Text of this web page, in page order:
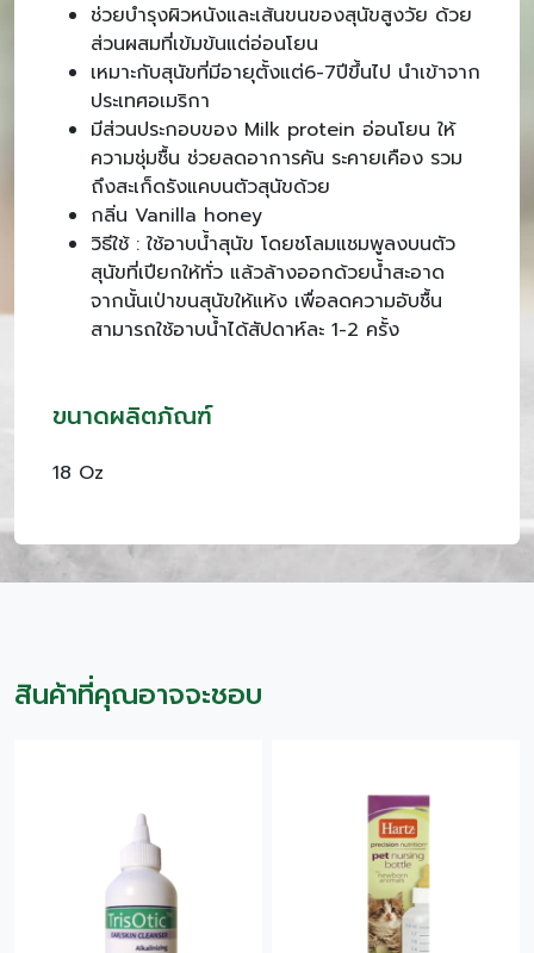
ช่วยบำรุงผิวหนังและเส้นขนของสุนัขสูงวัย ด้วย
ส่วนผสมที่เข้มข้นแต่อ่อนโยน
เหมาะกับสุนัขที่มีอายุตั้งแต่6-7ปีขึ้นไป นำเข้าจาก
ประเทศอเมริกา
มีส่วนประกอบของ Milk protein อ่อนโยน ให้
ความชุ่มชื้น ช่วยลดอาการคัน ระคายเคือง รวม
ถึงสะเก็ดรังแคบนตัวสุนัขด้วย
กลิ่น Vanilla honey
วิธีใช้ : ใช้อาบน้ำสุนัข โดยชโลมแชมพูลงบนตัว
สุนัขที่เปียกให้ทั่ว แล้วล้างออกด้วยน้ำสะอาด
จากนั้นเป่าขนสุนัขให้แห้ง เพื่อลดความอับชื้น
สามารถใช้อาบน้ำได้สัปดาห์ละ 1-2 ครั้ง
ขนาดผลิตภัณฑ์
18 Oz
สินค้าที่คุณอาจจะชอบ